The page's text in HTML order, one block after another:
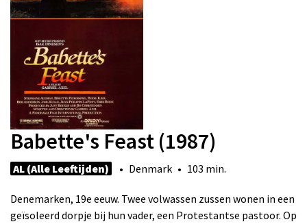
Babette's Feast (1987)
AL (Alle Leeftijden) • Denmark • 103 min.
Denemarken, 19e eeuw. Twee volwassen zussen wonen in een
geïsoleerd dorpje bij hun vader, een Protestantse pastoor. Op